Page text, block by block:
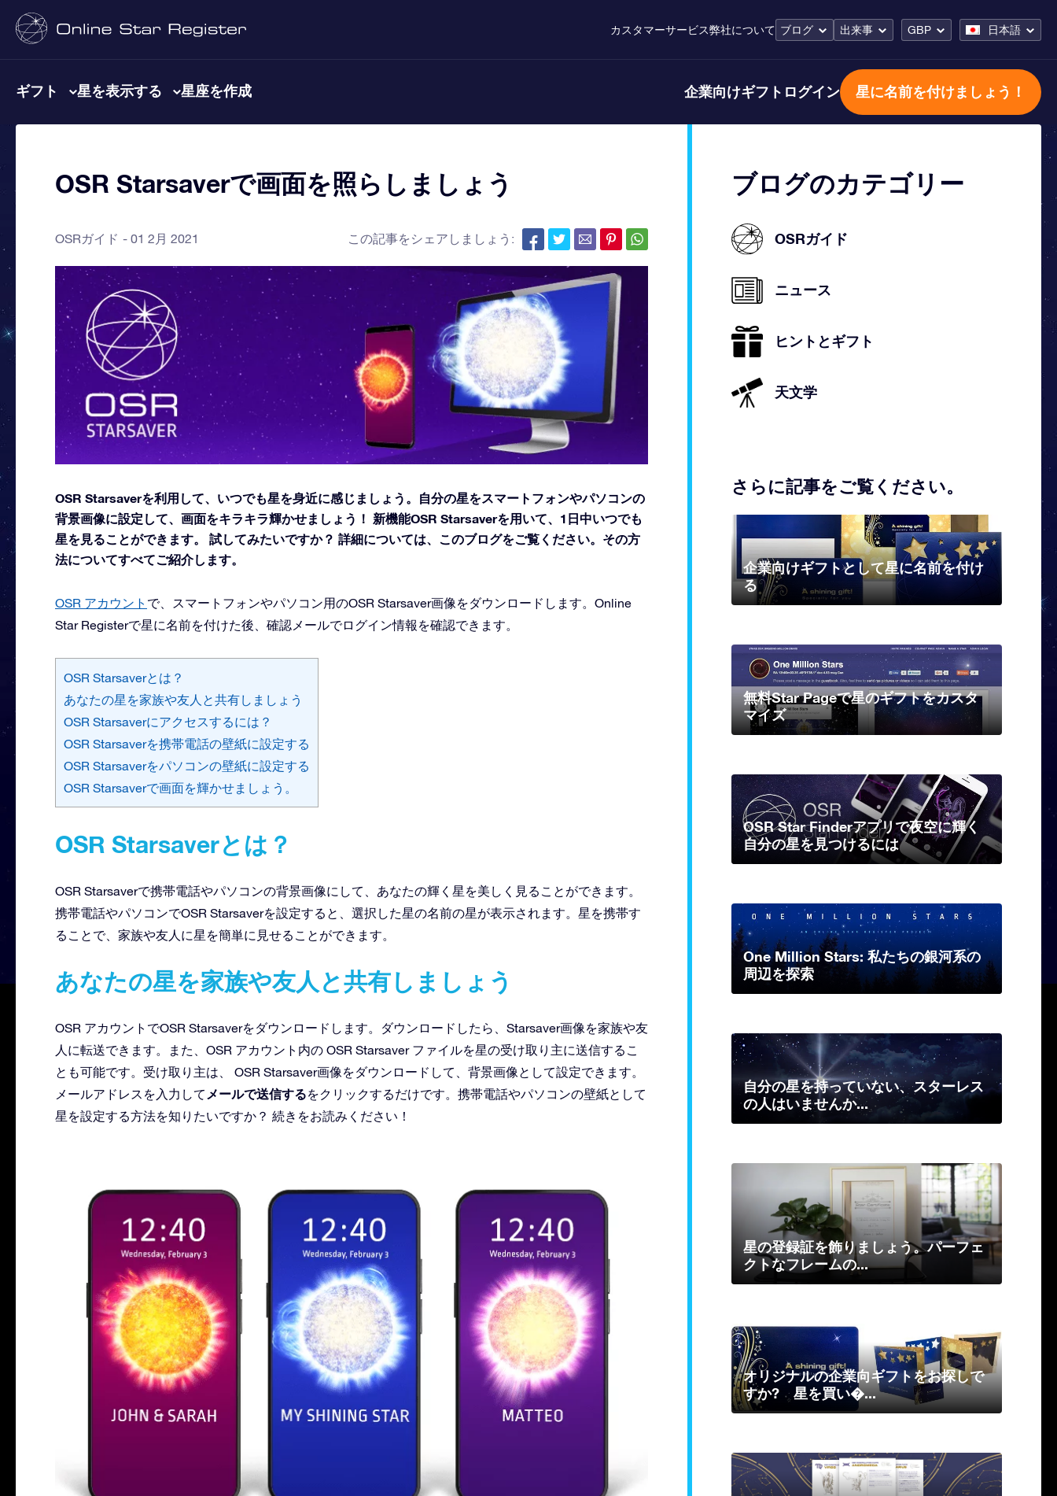
カスタマーサービス弊社について ブログ 出来事 GBP 日本語
ギフト 星を表示する 星座を作成 企業向けギフト ログイン 星に名前を付けましょう！
OSR Starsaverで画面を照らしましょう
OSRガイド 01 2月 2021 この記事をシェアしましょう:
OSR Starsaverを利用して、いつでも星を身近に感じましょう。自分の星をスマートフォンやパソコンの
背景画像に設定して、画面をキラキラ輝かせましょう！ 新機能OSR Starsaverを用いて、1日中いつでも
星を見ることができます。 試してみたいですか？ 詳細については、このブログをご覧ください。その方
法についてすべてご紹介します。
OSR アカウント で、スマートフォンやパソコン用のOSR Starsaver画像をダウンロードします。Online
Star Registerで星に名前を付けた後、確認メールでログイン情報を確認できます。
OSR Starsaverとは？
あなたの星を家族や友人と共有しましょう
OSR Starsaverにアクセスするには？
OSR Starsaverを携帯電話の壁紙に設定する
OSR Starsaverをパソコンの壁紙に設定する
OSR Starsaverで画面を輝かせましょう。
OSR Starsaverとは？
OSR Starsaverで携帯電話やパソコンの背景画像にして、あなたの輝く星を美しく見ることができます。
携帯電話やパソコンでOSR Starsaverを設定すると、選択した星の名前の星が表示されます。星を携帯す
ることで、家族や友人に星を簡単に見せることができます。
あなたの星を家族や友人と共有しましょう
OSR アカウントでOSR Starsaverをダウンロードします。ダウンロードしたら、Starsaver画像を家族や友
人に転送できます。また、OSR アカウント内の OSR Starsaver ファイルを星の受け取り主に送信するこ
とも可能です。受け取り主は、 OSR Starsaver画像をダウンロードして、背景画像として設定できます。
メールアドレスを入力して メールで送信するをクリックするだけです。携帯電話やパソコンの壁紙として
星を設定する方法を知りたいですか？ 続きをお読みください！
ブログのカテゴリー
OSRガイド
ニュース
ヒントとギフト
天文学
さらに記事をご覧ください。
企業向けギフトとして星に名前を付け
る
無料Star Pageで星のギフトをカスタ
マイズ
OSR Star Finderアプリで夜空に輝く
自分の星を見つけるには
One Million Stars: 私たちの銀河系の
周辺を探索
自分の星を持っていない、スターレス
の人はいませんか...
星の登録証を飾りましょう。パーフェ
クトなフレームの...
オリジナルの企業向ギフトをお探しで
すか? 星を買い�...